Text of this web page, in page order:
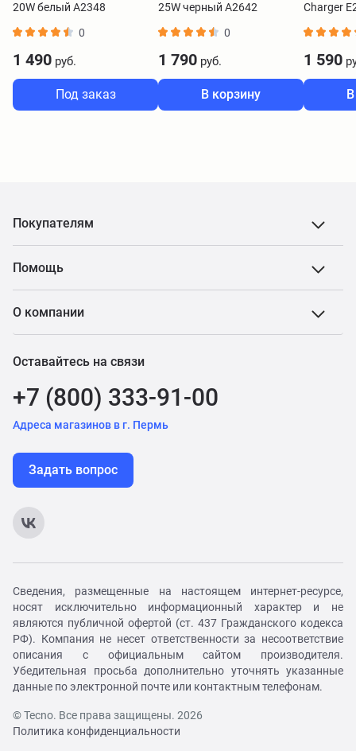
20W белый A2348
0
1 490 руб.
Под заказ
25W черный A2642
0
1 790 руб.
В корзину
Charger
1 590
Покупателям
Помощь
О компании
Оставайтесь на связи
+7 (800) 333-91-00
Адреса магазинов в г. Пермь
Задать вопрос
Сведения, размещенные на настоящем интернет-ресурсе,
носят исключительно информационный характер и не
являются публичной офертой (ст. 437 Гражданского кодекса
РФ). Компания не несет ответственности за несоответствие
описания с официальным сайтом производителя.
Убедительная просьба дополнительно уточнять указанные
данные по электронной почте или контактным телефонам.
© Tecno. Все права защищены. 2026
Политика конфиденциальности